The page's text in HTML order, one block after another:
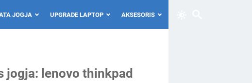
JOGJA UPGRADE LAPTOP AKSESORIS
jogja: lenovo thinkpad